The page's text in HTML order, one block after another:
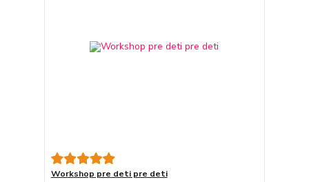
Workshop pre deti pre deti